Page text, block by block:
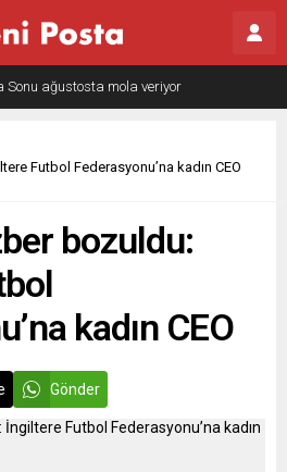
Sonu ağustosta mola veriyor
Futbol Federasyonu’na kadın CEO
bozuldu:
kadın CEO
Gönder